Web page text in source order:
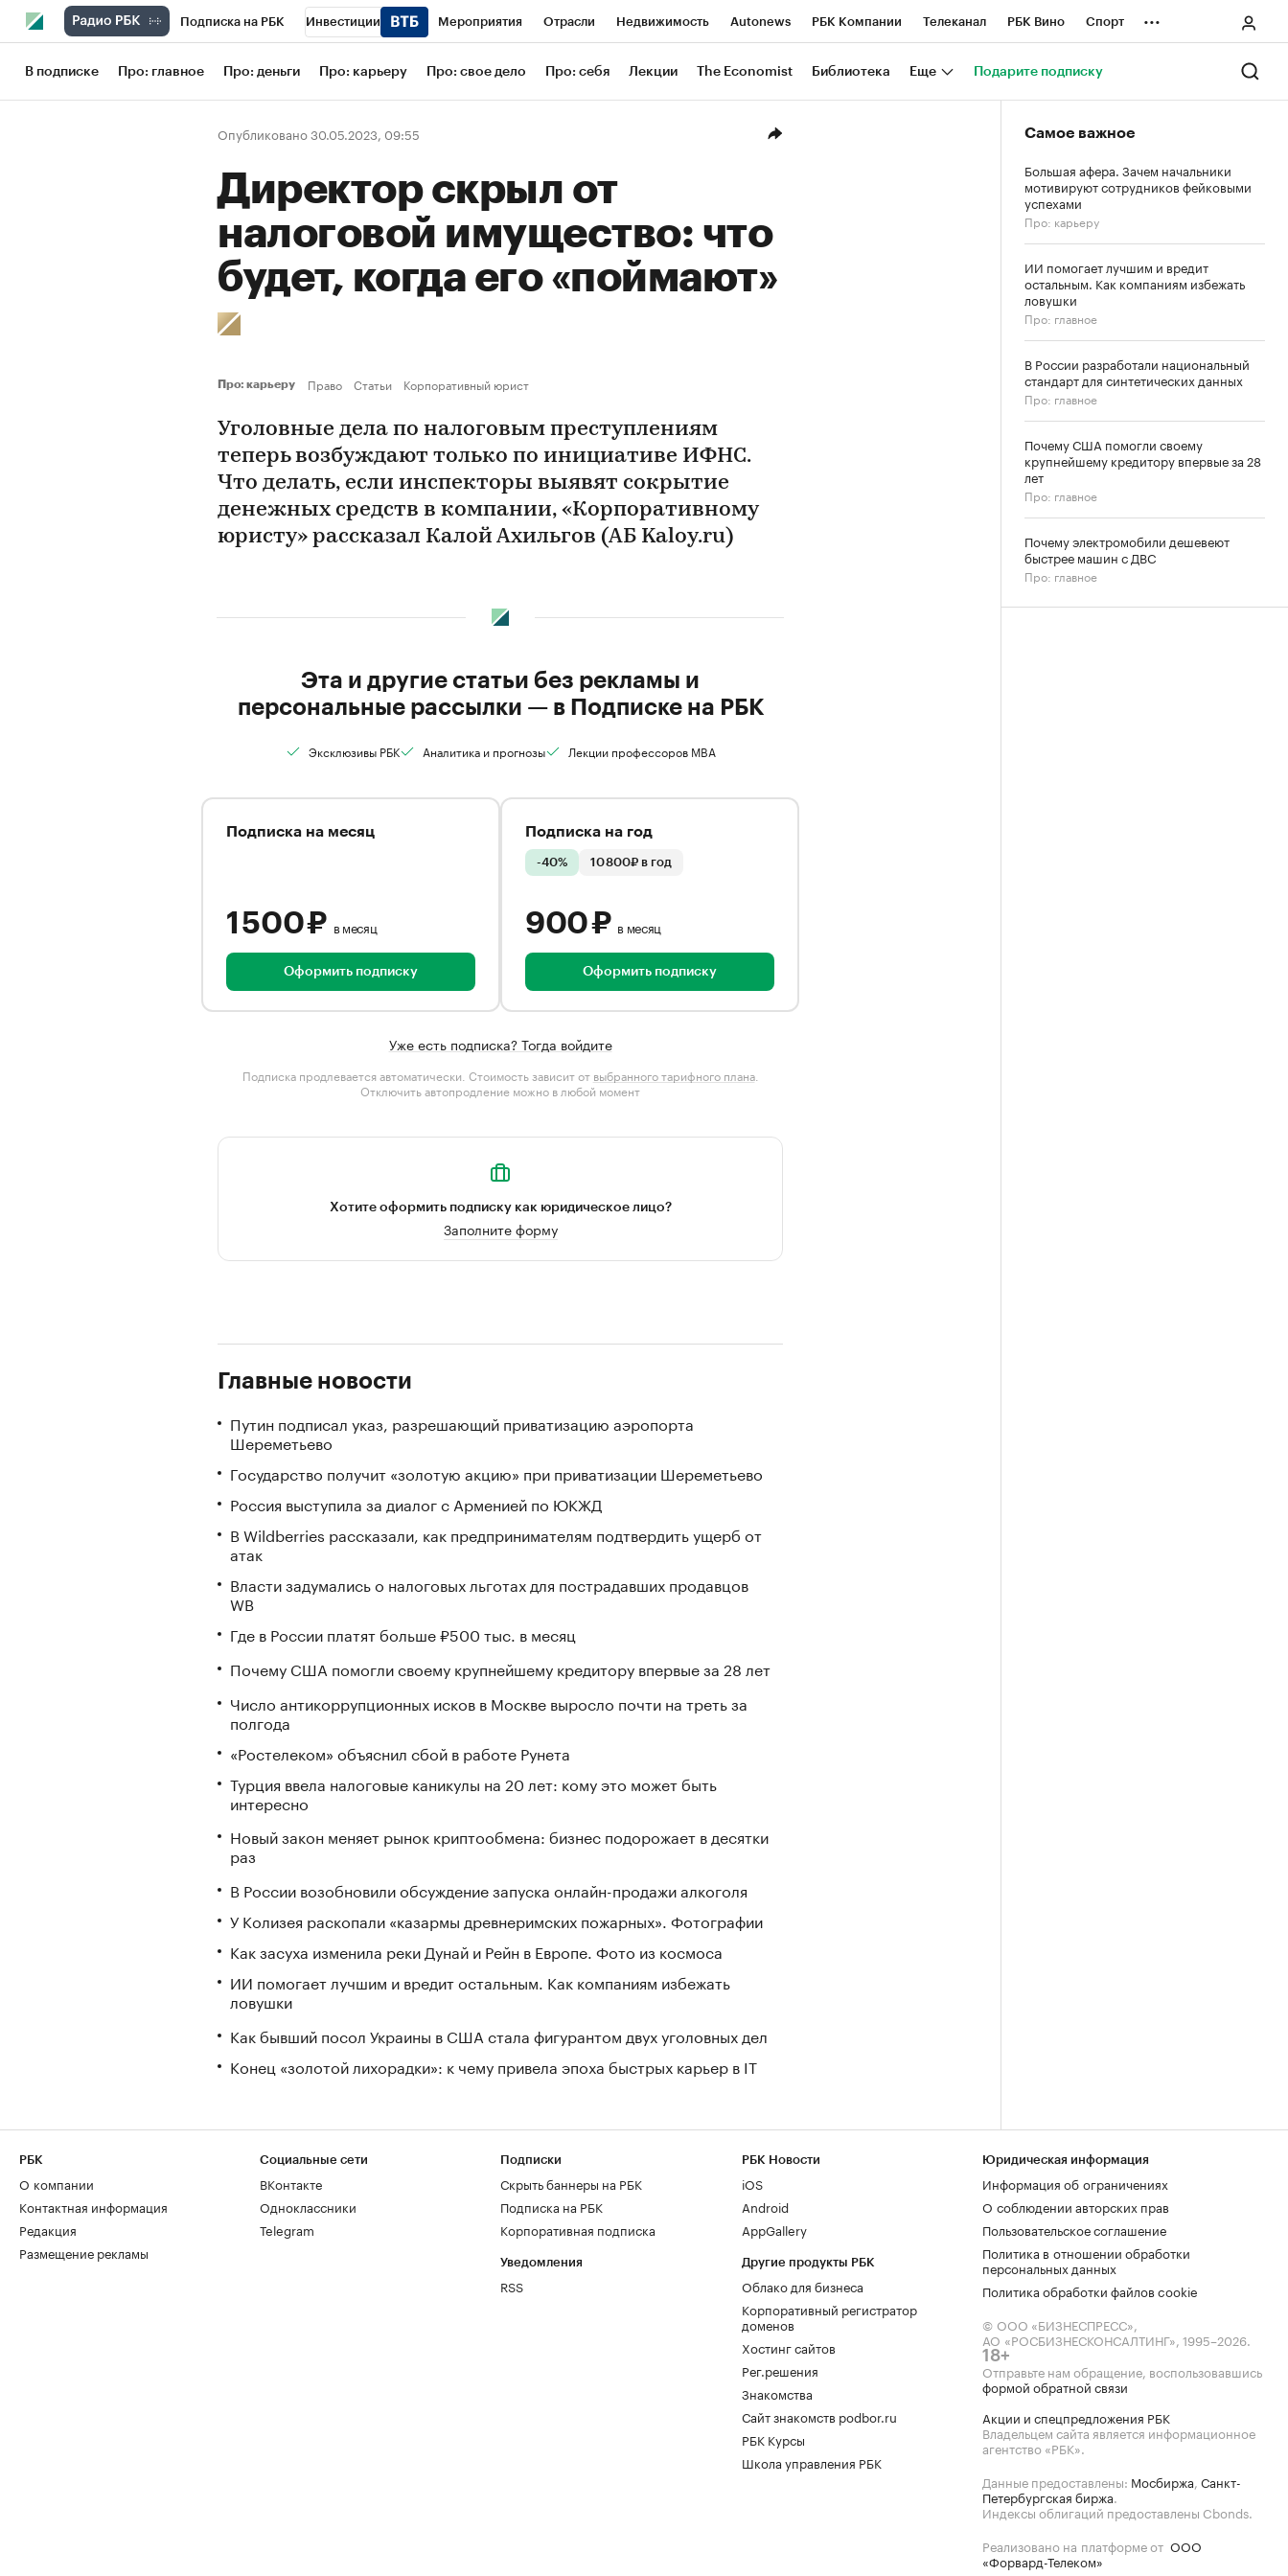
Подписка на РБК Инвестиции Мероприятия Отрасли Недвижимость Autonews РБК Компании Телеканал РБК Вино Спорт
Школа управления РБК РБК Образование РБК Life Тренды Визионеры Национальные проекты Город
Рынок наличной валюты
...
В подписке Про: главное Про: деньги Про: карьеру Про: свое дело Про: себя Лекции The Economist Библиотека Еще Подарите подписку
Опубликовано 30.05.2023, 09:55
Директор скрыл от
налоговой имущество: что
будет, когда его «поймают»
Про: карьеру Право Статьи Корпоративный юрист
Уголовные дела по налоговым преступлениям
теперь возбуждают только по инициативе ИФНС.
Что делать, если инспекторы выявят сокрытие
денежных средств в компании, «Корпоративному
юристу» рассказал Калой Ахильгов (АБ Kaloy.ru)
Эта и другие статьи без рекламы и
персональные рассылки — в Подписке на РБК
Эксклюзивы РБК Аналитика и прогнозы Лекции профессоров MBA
Подписка на месяц
1 500 ₽ в месяц
Оформить подписку
Подписка на год
-40% 10 800₽ в год
900 ₽ в месяц
Оформить подписку
Уже есть подписка? Тогда войдите
Подписка продлевается автоматически. Стоимость зависит от выбранного тарифного плана.
Отключить автопродление можно в любой момент
Хотите оформить подписку как юридическое лицо?
Заполните форму
Главные новости
Путин подписал указ, разрешающий приватизацию аэропорта
Шереметьево
Государство получит «золотую акцию» при приватизации Шереметьево
Россия выступила за диалог с Арменией по ЮКЖД
В Wildberries рассказали, как предпринимателям подтвердить ущерб от
атак
Власти задумались о налоговых льготах для пострадавших продавцов
WB
Где в России платят больше ₽500 тыс. в месяц
Почему США помогли своему крупнейшему кредитору впервые за 28 лет
Число антикоррупционных исков в Москве выросло почти на треть за
полгода
«Ростелеком» объяснил сбой в работе Рунета
Турция ввела налоговые каникулы на 20 лет: кому это может быть
интересно
Новый закон меняет рынок криптообмена: бизнес подорожает в десятки
раз
В России возобновили обсуждение запуска онлайн-продажи алкоголя
У Колизея раскопали «казармы древнеримских пожарных». Фотографии
Как засуха изменила реки Дунай и Рейн в Европе. Фото из космоса
ИИ помогает лучшим и вредит остальным. Как компаниям избежать
ловушки
Как бывший посол Украины в США стала фигурантом двух уголовных дел
Конец «золотой лихорадки»: к чему привела эпоха быстрых карьер в IT
Самое важное
Большая афера. Зачем начальники
мотивируют сотрудников фейковыми
успехами
Про: карьеру
ИИ помогает лучшим и вредит
остальным. Как компаниям избежать
ловушки
Про: главное
В России разработали национальный
стандарт для синтетических данных
Про: главное
Почему США помогли своему
крупнейшему кредитору впервые за 28
лет
Про: главное
Почему электромобили дешевеют
быстрее машин с ДВС
Про: главное
РБК
О компании
Контактная информация
Редакция
Размещение рекламы
Социальные сети
ВКонтакте
Одноклассники
Telegram
Подписки
Скрыть баннеры на РБК
Подписка на РБК
Корпоративная подписка
Уведомления
RSS
РБК Новости
iOS
Android
AppGallery
Другие продукты РБК
Облако для бизнеса
Корпоративный регистратор
доменов
Хостинг сайтов
Рег.решения
Знакомства
Сайт знакомств podbor.ru
РБК Курсы
Школа управления РБК
Юридическая информация
Информация об ограничениях
О соблюдении авторских прав
Пользовательское соглашение
Политика в отношении обработки
персональных данных
Политика обработки файлов cookie
© ООО «БИЗНЕСПРЕСС»,
АО «РОСБИЗНЕСКОНСАЛТИНГ», 1995–2026.
18+
Отправьте нам обращение, воспользовавшись
формой обратной связи
Акции и спецпредложения РБК
Владельцем сайта является информационное
агентство «РБК».
Данные предоставлены: Мосбиржа, Санкт-
Петербургская биржа.
Индексы облигаций предоставлены Cbonds.
Реализовано на платформе от ООО
«Форвард-Телеком»